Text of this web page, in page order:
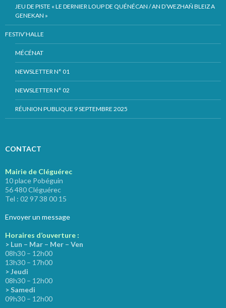
JEU DE PISTE « LE DERNIER LOUP DE QUÉNÉCAN / AN D’WEZHAÑ BLEIZ A
GENEKAN »
FESTIV’HALLE
MÉCÉNAT
NEWSLETTER N° 01
NEWSLETTER N° 02
RÉUNION PUBLIQUE 9 SEPTEMBRE 2025
CONTACT
Mairie de Cléguérec
10 place Pobéguin
56 480 Cléguérec
Tel : 02 97 38 00 15
Envoyer un message
Horaires d’ouverture :
> Lun – Mar – Mer – Ven
08h30 – 12h00
13h30 – 17h00
> Jeudi
08h30 – 12h00
> Samedi
09h30 – 12h00